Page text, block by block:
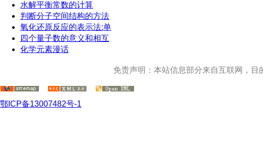
水解平衡常数的计算
判断分子空间结构的方法
氧化还原反应的表示法:单
四个量子数的意义和相互
化学元素漫话
免责声明：本站信息部分来自互联网，目
鄂ICP备13007482号-1